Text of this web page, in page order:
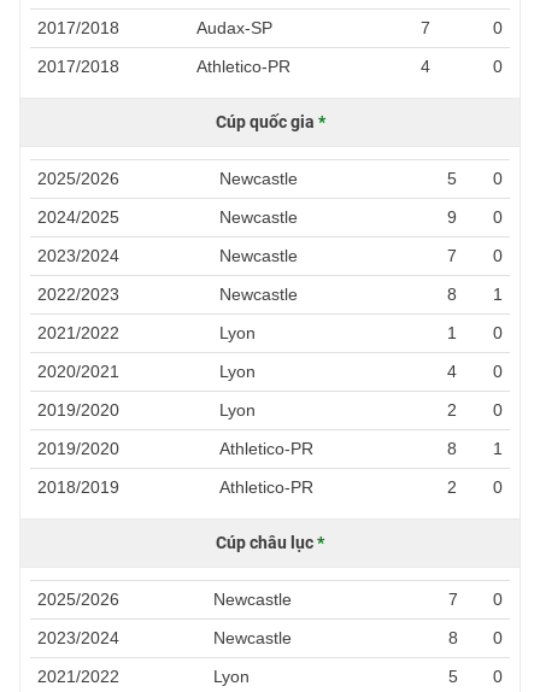
2017/2018
Audax-SP 7
0
2017/2018
Athletico-PR 4 0
Cúp quốc gia *
2025/2026 Newcastle 5
0
2024/2025
Newcastle 9
0
2023/2024
Newcastle 7
0
2022/2023
Newcastle 8
1
2021/2022
Lyon 1
0
2020/2021
Lyon 4
0
2019/2020
Lyon 2
0
2019/2020
Athletico-PR 8
1
2018/2019
Athletico-PR 2 0
Cúp châu lục*
2025/2026 Newcastle 7
0
2023/2024
Newcastle 8
0
2021/2022
Lyon 5
0